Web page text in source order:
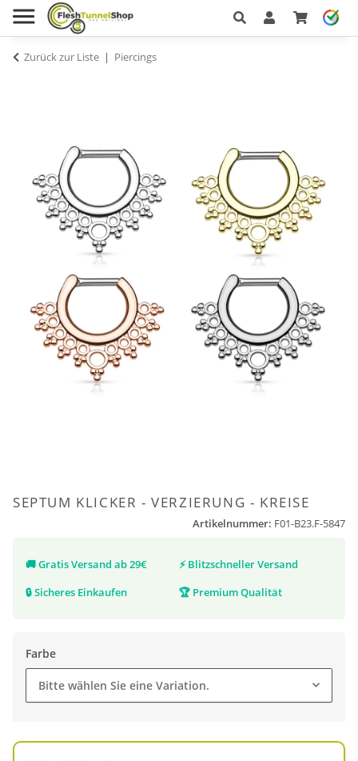
Zurück zur Liste Piercings
SEPTUM KLICKER - VERZIERUNG - KREISE
Artikelnummer: F01-B23.F-5847
🚚Gratis Versand ab 29€ ⚡ Blitzschneller Versand
🔒Sicheres Einkaufen 🏆 Premium Qualität
Farbe
Bitte wählen Sie eine Variation.